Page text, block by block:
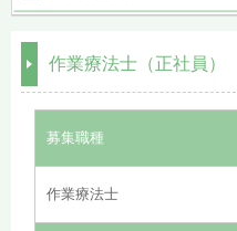
よくあるご質問
作業療法士（正社員）
募集職種
作業療法士